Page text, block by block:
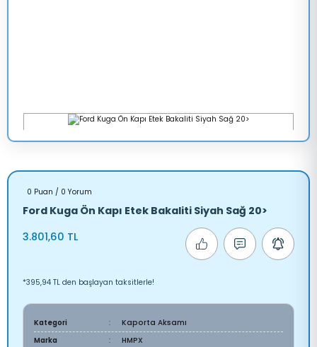
0 Puan / 0 Yorum
Ford Kuga Ön Kapı Etek Bakaliti Siyah Sağ 20>
3.801,60 TL
*395,94 TL den başlayan taksitlerle!
Kategori
Kaporta Aksamı
Marka
HMPX